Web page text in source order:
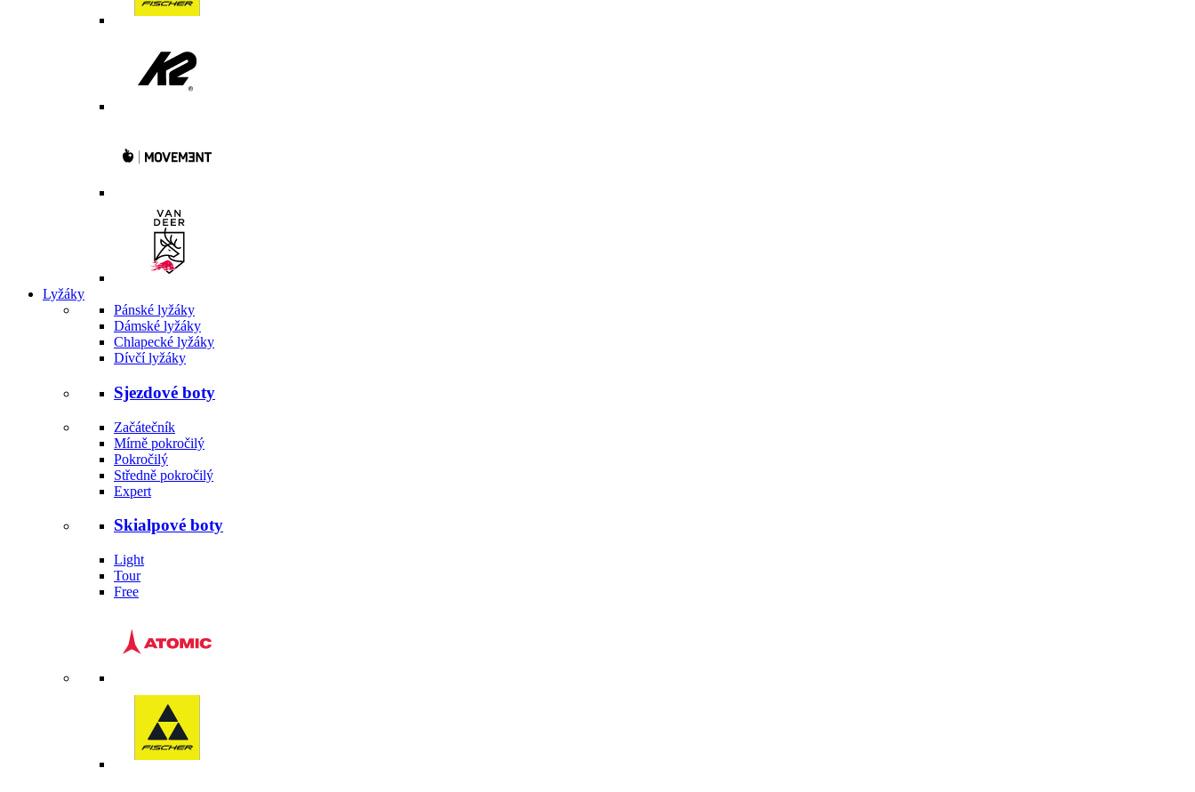
Lyžáky
Pánské lyžáky
Dámské lyžáky
Chlapecké lyžáky
Dívčí lyžáky
Sjezdové boty
Začátečník
Mírně pokročilý
Pokročilý
Středně pokročilý
Expert
Skialpové boty
Light
Tour
Free